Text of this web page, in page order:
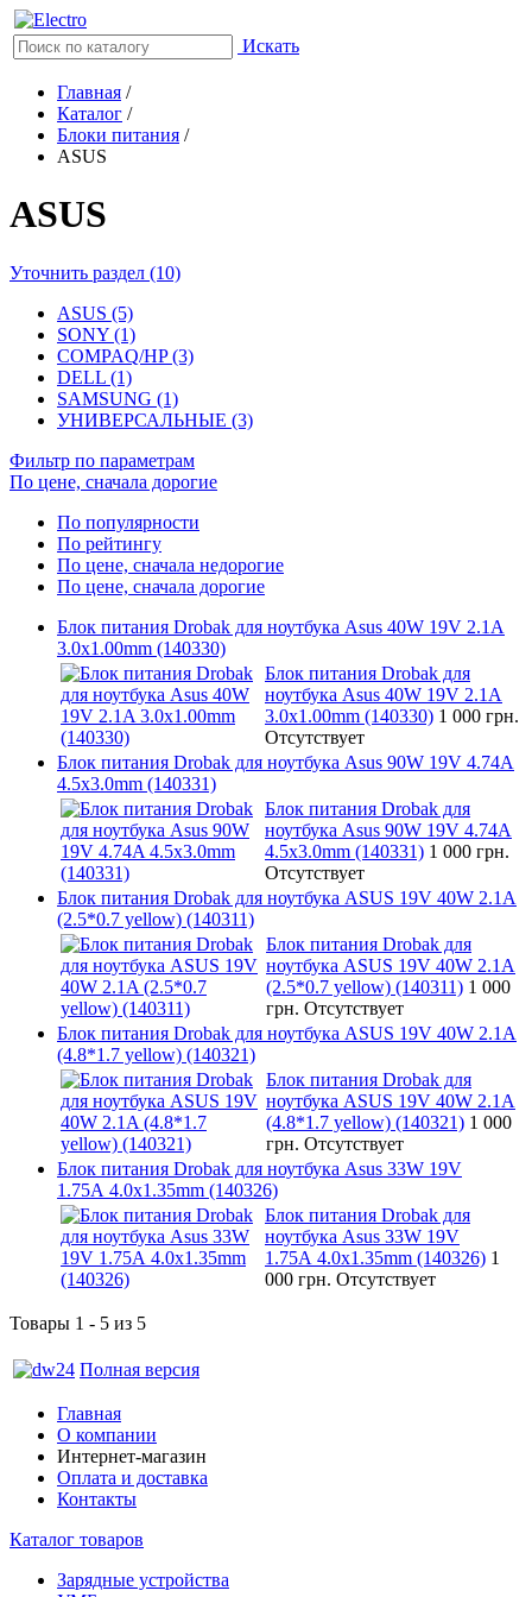
Искать
Главная /
Каталог /
Блоки питания /
ASUS
ASUS
Уточнить раздел (10)
ASUS (5)
SONY (1)
COMPAQ/HP (3)
DELL (1)
SAMSUNG (1)
УНИВЕРСАЛЬНЫЕ (3)
Фильтр по параметрам
По цене, сначала дорогие
По популярности
По рейтингу
По цене, сначала недорогие
По цене, сначала дорогие
Блок питания Drobak для ноутбука Asus 40W 19V 2.1A
3.0x1.00mm (140330)
Блок питания Drobak для
ноутбука Asus 40W 19V 2.1A
3.0x1.00mm (140330) 1 000 грн.
Отсутствует
Блок питания Drobak для ноутбука Asus 90W 19V 4.74A
4.5x3.0mm (140331)
Блок питания Drobak для
ноутбука Asus 90W 19V 4.74A
4.5x3.0mm (140331) 1 000 грн.
Отсутствует
Блок питания Drobak для ноутбука ASUS 19V 40W 2.1A
(2.5*0.7 yellow) (140311)
Блок питания Drobak для
ноутбука ASUS 19V 40W 2.1A
(2.5*0.7 yellow) (140311) 1 000
грн. Отсутствует
Блок питания Drobak для ноутбука ASUS 19V 40W 2.1A
(4.8*1.7 yellow) (140321)
Блок питания Drobak для
ноутбука ASUS 19V 40W 2.1A
(4.8*1.7 yellow) (140321) 1 000
грн. Отсутствует
Блок питания Drobak для ноутбука Asus 33W 19V
1.75A 4.0х1.35mm (140326)
Блок питания Drobak для
ноутбука Asus 33W 19V
1.75A 4.0х1.35mm (140326) 1
000 грн. Отсутствует
Товары 1 - 5 из 5
Полная версия
Главная
О компании
Интернет-магазин
Оплата и доставка
Контакты
Каталог товаров
Зарядные устройства